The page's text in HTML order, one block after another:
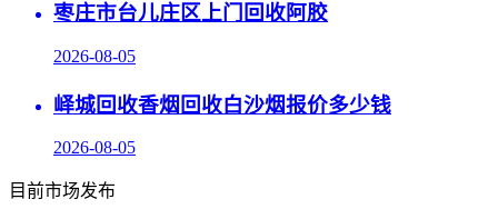
枣庄市台儿庄区上门回收阿胶
2026-08-05
峄城回收香烟回收白沙烟报价多少钱
2026-08-05
目前市场发布